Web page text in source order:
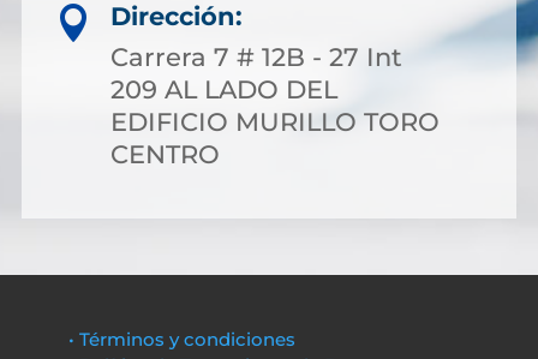

Dirección:
Carrera 7 # 12B - 27 Int
209 AL LADO DEL
EDIFICIO MURILLO TORO
CENTRO
• Términos y condiciones